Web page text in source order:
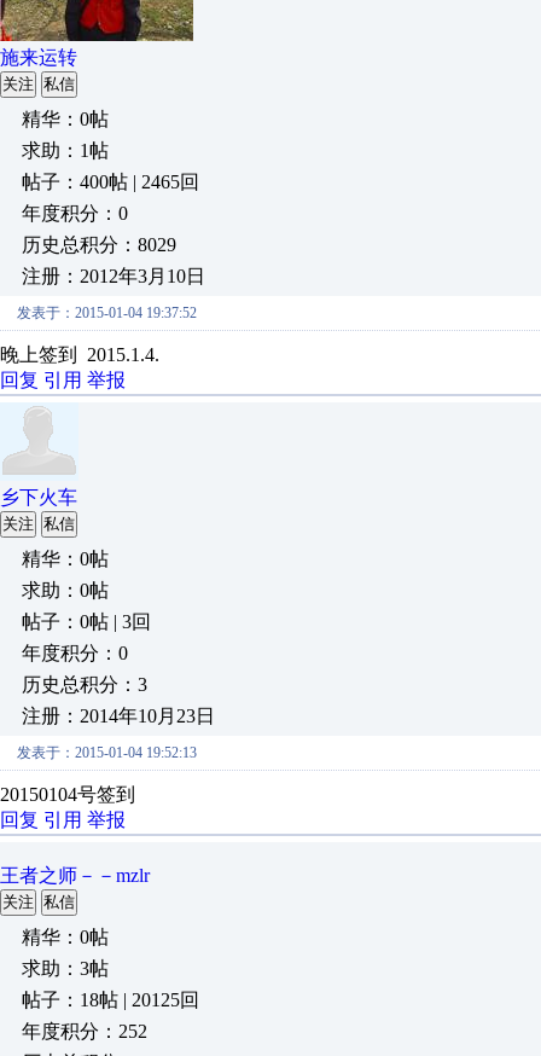
施来运转
关注 私信
精华：0帖
求助：1帖
帖子：400帖 | 2465回
年度积分：0
历史总积分：8029
注册：2012年3月10日
发表于：2015-01-04 19:37:52
晚上签到 2015.1.4.
回复 引用 举报
乡下火车
关注 私信
精华：0帖
求助：0帖
帖子：0帖 | 3回
年度积分：0
历史总积分：3
注册：2014年10月23日
发表于：2015-01-04 19:52:13
20150104号签到
回复 引用 举报
王者之师－－mzlr
关注 私信
精华：0帖
求助：3帖
帖子：18帖 | 20125回
年度积分：252